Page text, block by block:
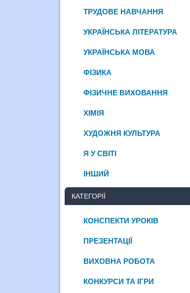
ТРУДОВЕ НАВЧАННЯ
УКРАЇНСЬКА ЛІТЕРАТУРА
УКРАЇНСЬКА МОВА
ФІЗИКА
ФІЗИЧНЕ ВИХОВАННЯ
ХІМІЯ
ХУДОЖНЯ КУЛЬТУРА
Я У СВІТІ
ІНШИЙ
КАТЕГОРІЇ
КОНСПЕКТИ УРОКІВ
ПРЕЗЕНТАЦІЇ
ВИХОВНА РОБОТА
КОНКУРСИ ТА ІГРИ